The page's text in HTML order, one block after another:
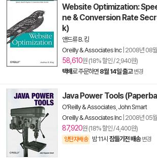
Website Optimization:
ne & Conversion Rate
k)
앤드류 B. 킹
Oreilly & Associates Inc| 2008년 08월
58,610원 (18% 할인 / 2,940원)
택배로 주문하면 8월 14일 출고 변경
Java Power Tools
O'Reilly & Associates John Smart
Oreilly & Associates Inc| 2008년 05월
87,920원 (18% 할인 / 4,400원)
양탄자배송 밤 11시 잠들기전 배송 변경